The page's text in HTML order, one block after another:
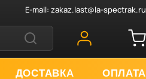
E-mail: zakaz.last@la-spectrak.ru
ДОСТАВКА ОПЛАТА